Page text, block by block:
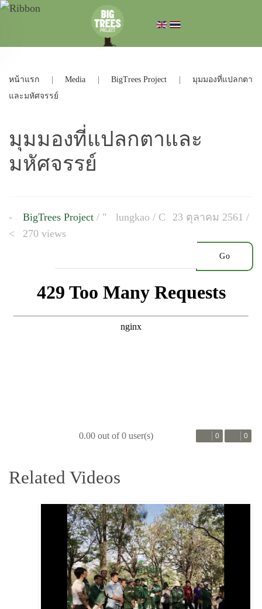
หน้าแรก Media BigTrees Project
มุมมองที่แปลกตา
และมหัศจรรย์
มุมมองที่แปลกตาและ
มหัศจรรย์
BigTrees Project/ lungkao /
23 ตุลาคม 2561 /
270 views
Go
0.00 out of 0 user(s) 0 0
Related Videos